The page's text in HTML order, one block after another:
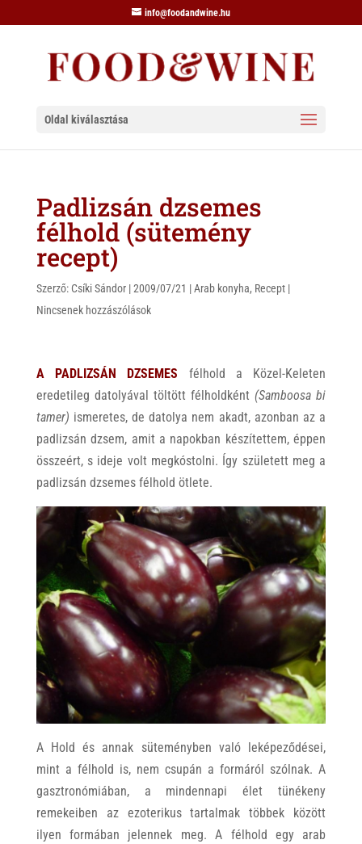
info@foodandwine.hu
Oldal kiválasztása
Padlizsán dzsemes
félhold (sütemény
recept)
Szerző: Csíki Sándor|2009/07/21 |Arab konyha, Recept|
Nincsenek hozzászólások
A PADLIZSÁN DZSEMES félhold a Közel-Keleten
eredetileg datolyával töltött félholdként (Samboosa bi
tamer) ismeretes, de datolya nem akadt, azonban az a
padlizsán dzsem, amit a napokban készítettem, éppen
összeért, s ideje volt megkóstolni. Így született meg a
padlizsán dzsemes félhold ötlete.
A Hold és annak süteményben való leképeződései,
mint a félhold is, nem csupán a formáról szólnak. A
gasztronómiában, a mindennapi élet tünékeny
remekeiben az ezoterikus tartalmak többek között
ilyen formában jelennek meg. A félhold egy arab